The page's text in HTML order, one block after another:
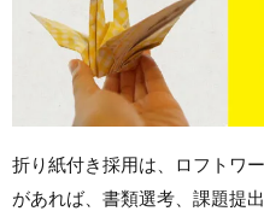
折り紙付き採用は、ロフトワ
があれば、書類選考、課題提